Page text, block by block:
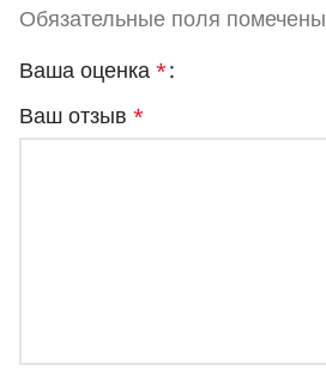
Обязательные поля помечены
Ваша оценка *
Ваш отзыв *